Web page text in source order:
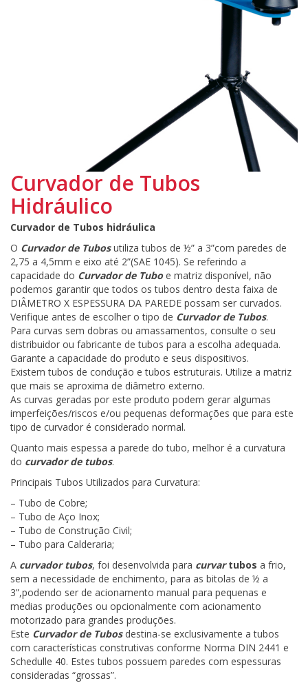
Curvador de Tubos
Hidráulico
Curvador de Tubos hidráulica
O Curvador de Tubosutiliza tubos de ½” a 3”com paredes de
2,75 a 4,5mm e eixo até 2”(SAE 1045). Se referindo a
capacidade do Curvador de Tubo e matriz disponível, não
podemos garantir que todos os tubos dentro desta faixa de
DIÂMETRO X ESPESSURA DA PAREDE possam ser curvados.
Verifique antes de escolher o tipo de Curvador de Tubos.
Para curvas sem dobras ou amassamentos, consulte o seu
distribuidor ou fabricante de tubos para a escolha adequada.
Garante a capacidade do produto e seus dispositivos.
Existem tubos de condução e tubos estruturais. Utilize a matriz
que mais se aproxima de diâmetro externo.
As curvas geradas por este produto podem gerar algumas
imperfeições/riscos e/ou pequenas deformações que para este
tipo de curvador é considerado normal.
Quanto mais espessa a parede do tubo, melhor é a curvatura
do curvador de tubos.
Principais Tubos Utilizados para Curvatura:
– Tubo de Cobre;
– Tubo de Aço Inox;
– Tubo de Construção Civil;
– Tubo para Calderaria;
A curvador tubos, foi desenvolvida para curvartubos a frio,
sem a necessidade de enchimento, para as bitolas de ½ a
3”,podendo ser de acionamento manual para pequenas e
medias produções ou opcionalmente com acionamento
motorizado para grandes produções.
Este Curvador de Tubosdestina-se exclusivamente a tubos
com características construtivas conforme Norma DIN 2441 e
Schedulle 40. Estes tubos possuem paredes com espessuras
consideradas “grossas”.